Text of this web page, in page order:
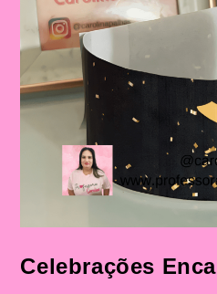
Celebrações